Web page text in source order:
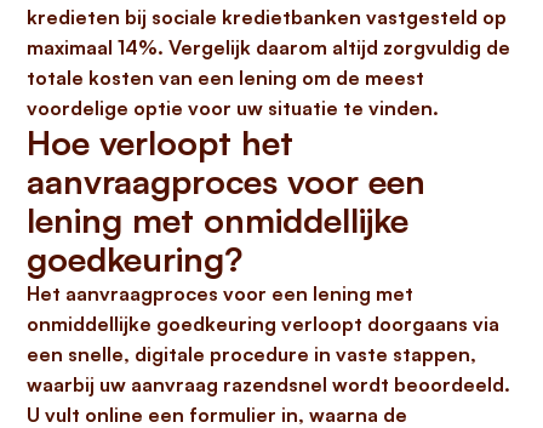
kredieten bij sociale kredietbanken vastgesteld op
maximaal 14%. Vergelijk daarom altijd zorgvuldig de
totale kosten van een lening om de meest
voordelige optie voor uw situatie te vinden.
Hoe verloopt het
aanvraagproces voor een
lening met onmiddellijke
goedkeuring?
Het aanvraagproces voor een lening met
onmiddellijke goedkeuring verloopt doorgaans via
een snelle, digitale procedure in vaste stappen,
waarbij uw aanvraag razendsnel wordt beoordeeld.
U vult online een formulier in, waarna de